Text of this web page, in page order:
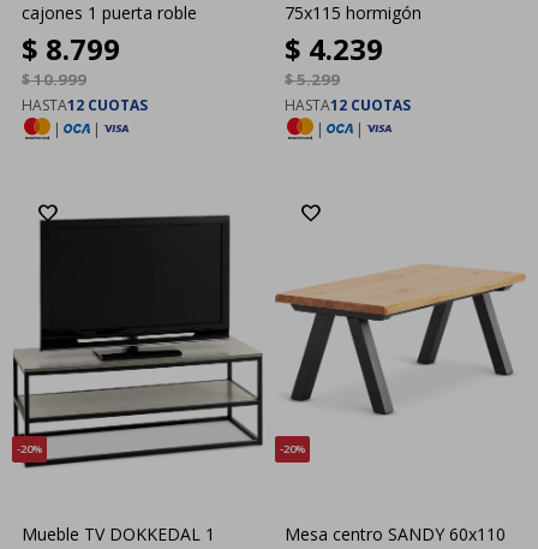
cajones 1 puerta roble
$ 8.799
$10.999
HASTA12 CUOTAS
|
|
75x115 hormigón
$ 4.239
$5.299
HASTA12 CUOTAS
|
|
20
Mueble TV DOKKEDAL 1
20
Mesa centro SANDY 60x110